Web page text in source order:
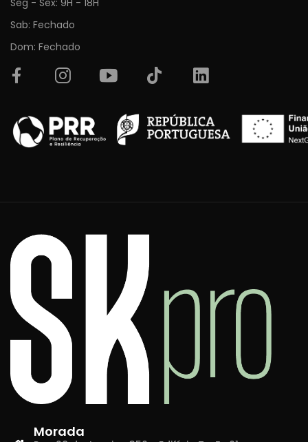
Sab: Fechado
Dom: Fechado
Morada